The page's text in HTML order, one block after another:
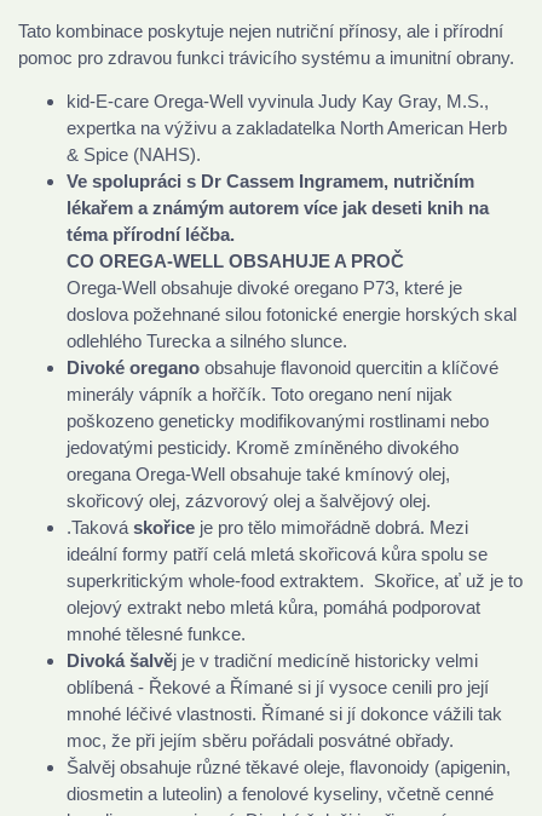
Tato kombinace poskytuje nejen nutriční přínosy, ale i přírodní
pomoc pro zdravou funkci trávicího systému a imunitní obrany.
kid-E-care Orega-Well vyvinula Judy Kay Gray, M.S.,
expertka na výživu a zakladatelka North American Herb
& Spice (NAHS).
Ve spolupráci s Dr Cassem Ingramem, nutričním
lékařem a známým autorem více jak deseti knih na
téma přírodní léčba.
CO OREGA-WELL OBSAHUJE A PROČ
Orega-Well obsahuje divoké oregano P73, které je
doslova požehnané silou fotonické energie horských skal
odlehlého Turecka a silného slunce.
Divoké oregano obsahuje flavonoid quercitin a klíčové
minerály vápník a hořčík. Toto oregano není nijak
poškozeno geneticky modifikovanými rostlinami nebo
jedovatými pesticidy. Kromě zmíněného divokého
oregana Orega-Well obsahuje také kmínový olej,
skořicový olej, zázvorový olej a šalvějový olej.
.Taková skořice je pro tělo mimořádně dobrá. Mezi
ideální formy patří celá mletá skořicová kůra spolu se
superkritickým whole-food extraktem. Skořice, ať už je to
olejový extrakt nebo mletá kůra, pomáhá podporovat
mnohé tělesné funkce.
Divoká šalvěj je v tradiční medicíně historicky velmi
oblíbená - Řekové a Římané si jí vysoce cenili pro její
mnohé léčivé vlastnosti. Římané si jí dokonce vážili tak
moc, že při jejím sběru pořádali posvátné obřady.
Šalvěj obsahuje různé těkavé oleje, flavonoidy (apigenin,
diosmetin a luteolin) a fenolové kyseliny, včetně cenné